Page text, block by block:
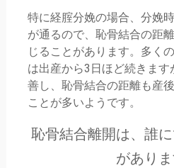
特に経腟分娩の場合、分娩
が通るので、恥骨結合の距
じることがあります。多く
は出産から3日ほど続きま
善し、恥骨結合の距離も産
ことが多いようです。
恥骨結合離開は、誰
がありま